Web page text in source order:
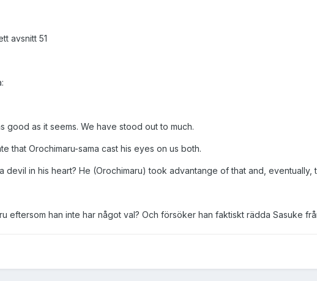
avsnitt 51
good as it seems. We have stood out to much.
that Orochimaru-sama cast his eyes on us both.
devil in his heart? He (Orochimaru) took advantange of that and, eventually,
eftersom han inte har något val? Och försöker han faktiskt rädda Sasuke